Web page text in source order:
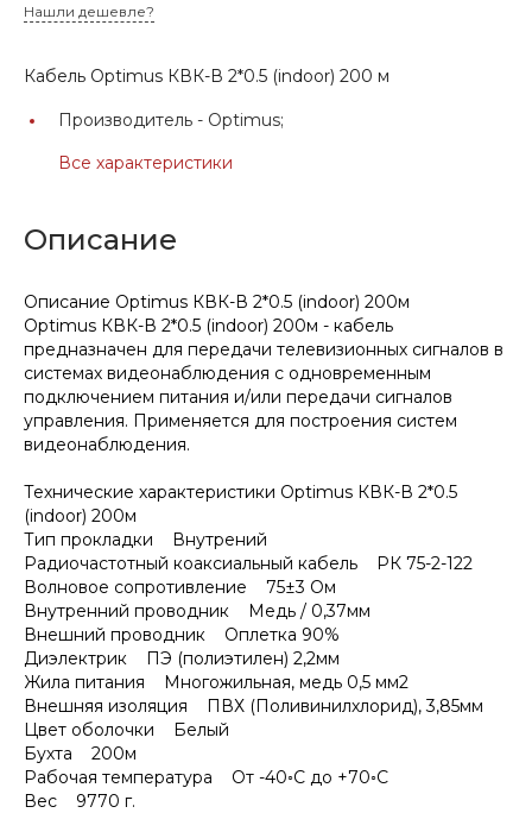
Нашли дешевле?
Кабель Optimus КВК-В 2*0.5 (indoor) 200 м
Производитель - Optimus;
Все характеристики
Описание
Описание Optimus КВК-В 2*0.5 (indoor) 200м
Optimus КВК-В 2*0.5 (indoor) 200м - кабель
предназначен для передачи телевизионных сигналов в
системах видеонаблюдения с одновременным
подключением питания и/или передачи сигналов
управления. Применяется для построения систем
видеонаблюдения.
Технические характеристики Optimus КВК-В 2*0.5
(indoor) 200м
Тип прокладки Внутрений
Радиочастотный коаксиальный кабель РК 75-2-122
Волновое сопротивление 75±3 Ом
Внутренний проводник Медь / 0,37мм
Внешний проводник Оплетка 90%
Диэлектрик ПЭ (полиэтилен) 2,2мм
Жила питания Многожильная, медь 0,5 мм2
Внешняя изоляция ПВХ (Поливинилхлорид), 3,85мм
Цвет оболочки Белый
Бухта 200м
Рабочая температура От -40◦С до +70◦С
Вес 9770 г.